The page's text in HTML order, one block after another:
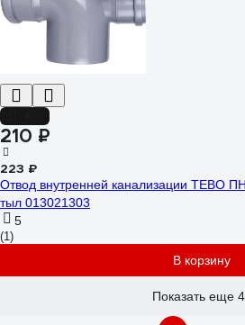
210 ₽
223 ₽
Отвод внутренней канализации TEBO
тыл 013021303
5
(1)
В корзину
Показать еще